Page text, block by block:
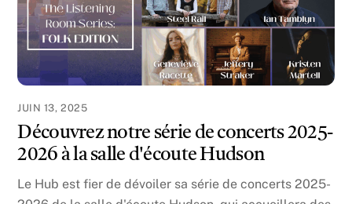
JUIN 13, 2025
Découvrez notre série de concerts 2025-
2026 à la salle d'écoute Hudson
Le Hub est fier de dévoiler sa série de concerts 2025-